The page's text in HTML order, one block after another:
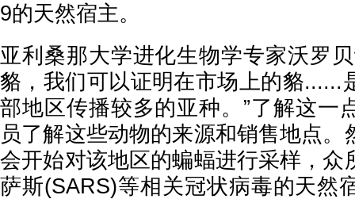
9的天然宿主。
亚利桑那大学进化生物学专家沃罗
貉，我们可以证明在市场上的貉......
部地区传播较多的亚种。”了解这一
员了解这些动物的来源和销售地点。
会开始对该地区的蝙蝠进行采样，众
萨斯(SARS)等相关冠状病毒的天然